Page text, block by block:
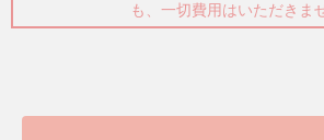
も、一切費用はいただきま